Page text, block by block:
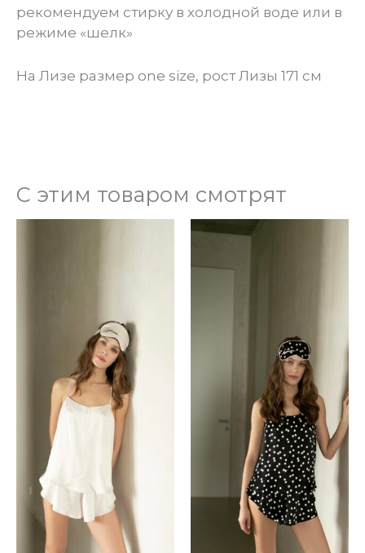
рекомендуем стирку в холодной воде или в
режиме «шелк»
На Лизе размер one size, рост Лизы 171 см
С этим товаром смотрят